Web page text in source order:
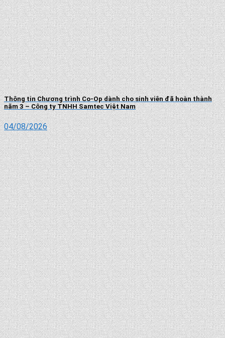
Thông tin Chương trình Co-Op dành cho sinh viên đã hoàn thành
năm 3 – Công ty TNHH Samtec Việt Nam
04/08/2026